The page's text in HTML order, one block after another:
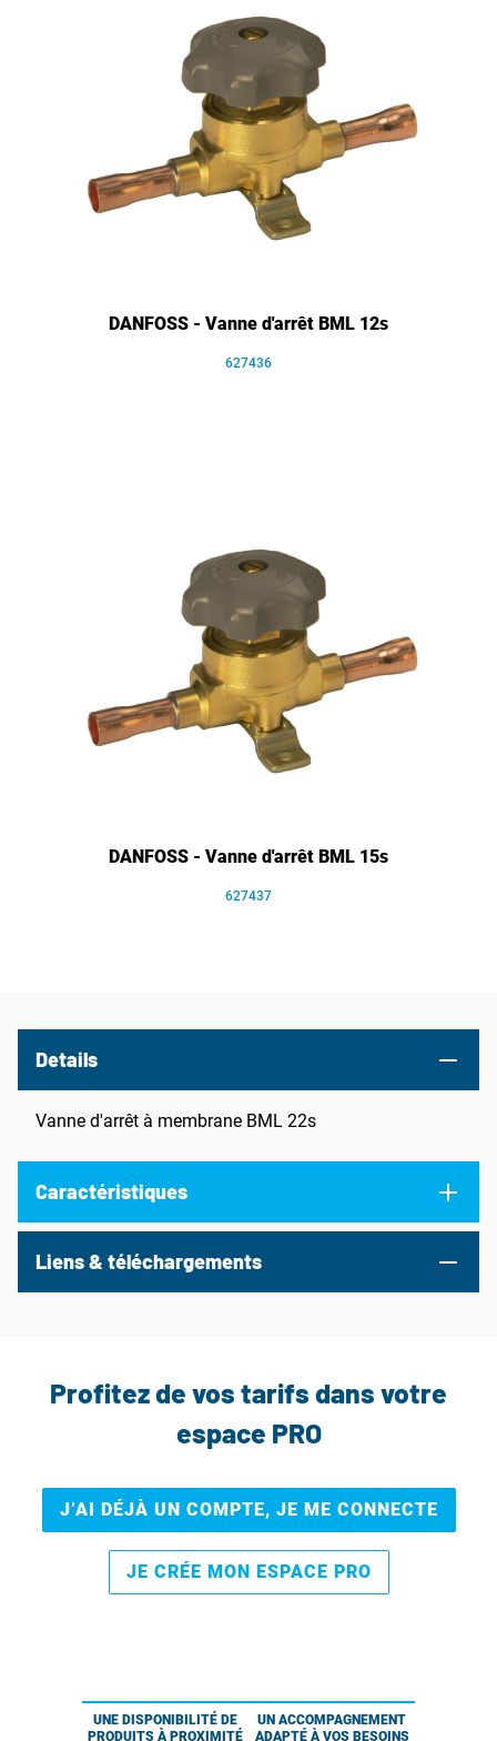
DANFOSS - Vanne d'arrêt BML 12s
627436
DANFOSS - Vanne d'arrêt BML 15s
627437
Details
Vanne d'arrêt à membrane BML 22s
Caractéristiques
Liens & téléchargements
Profitez de vos tarifs dans votre
espace PRO
J’AI DÉJÀ UN COMPTE, JE ME CONNECTE
JE CRÉE MON ESPACE PRO
UNE DISPONIBILITÉ DE
PRODUITS À PROXIMITÉ
UN ACCOMPAGNEMENT
ADAPTÉ À VOS BESOINS